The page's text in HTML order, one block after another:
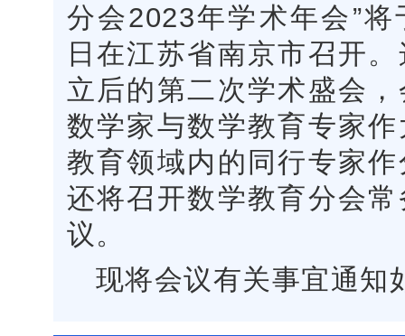
分会2023年学术年会”
日在江苏省南京市召开
立后的第二次学术盛会
数学家与数学教育专家
教育领域内的同行专家
还将召开数学教育分会
议。
现将会议有关事宜通知